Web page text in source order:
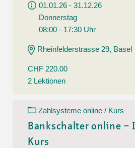
01.01.26 - 31.12.26
Donnerstag
08:00 - 17:30 Uhr
Rheinfelderstrasse 29, Basel
CHF 220.00
2 Lektionen
Zahlsysteme online / Kurs
Bankschalter online –
Kurs